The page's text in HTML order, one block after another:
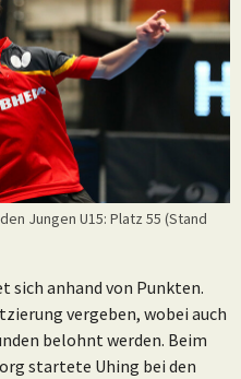
Jungen U15: Platz 55 (Stand
sich anhand von Punkten.
vergeben, wobei auch
belohnt werden. Beim
startete Uhing bei den